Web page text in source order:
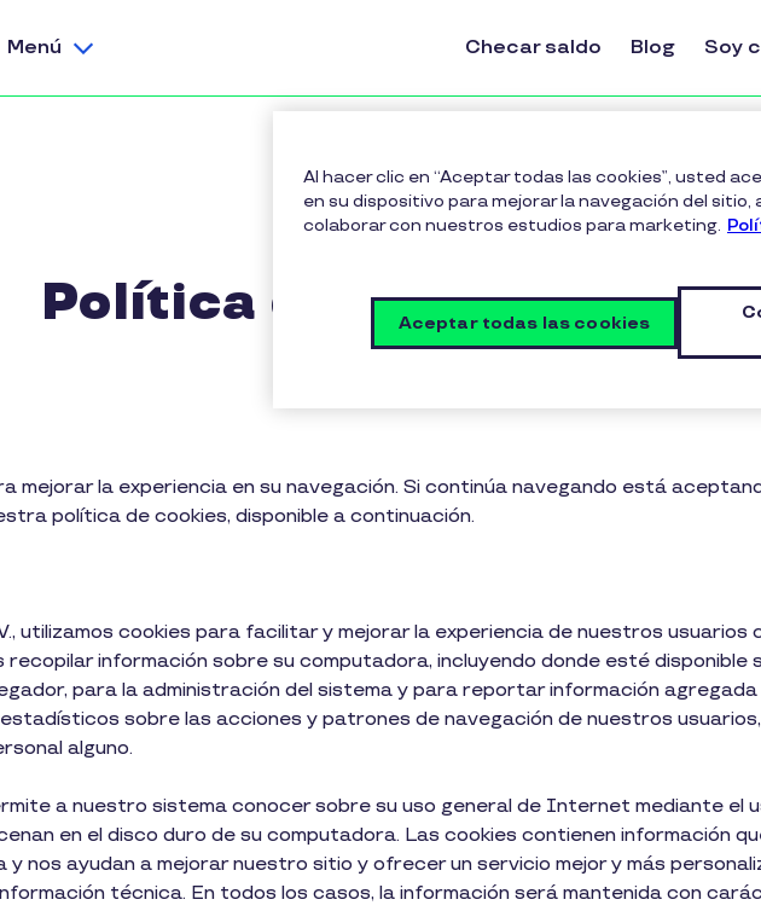
Menú
Checar saldo Blog Soy
Política de cookies
mejorar la experiencia en su navegación. Si continúa navegando está
política de cookies, disponible a continuación.
utilizamos cookies para facilitar y mejorar la experiencia de nuestros usuarios
información sobre su computadora, incluyendo donde esté disponible
para la administración del sistema y para reportar información
sobre las acciones y patrones de navegación de nuestros
alguno.
a nuestro sistema conocer sobre su uso general de Internet mediante el
en el disco duro de su computadora. Las cookies contienen información
nos ayudan a mejorar nuestro sitio y ofrecer un servicio mejor y más
técnica. En todos los casos, la información será mantenida con
Al hacer clic en “Aceptar todas las cookies”, usted
en su dispositivo para mejorar la navegación del sitio,
colaborar con nuestros estudios para marketing.
Aceptar todas las cookies